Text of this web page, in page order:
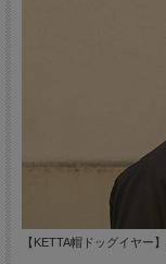
【KETTA帽ドッグイヤー